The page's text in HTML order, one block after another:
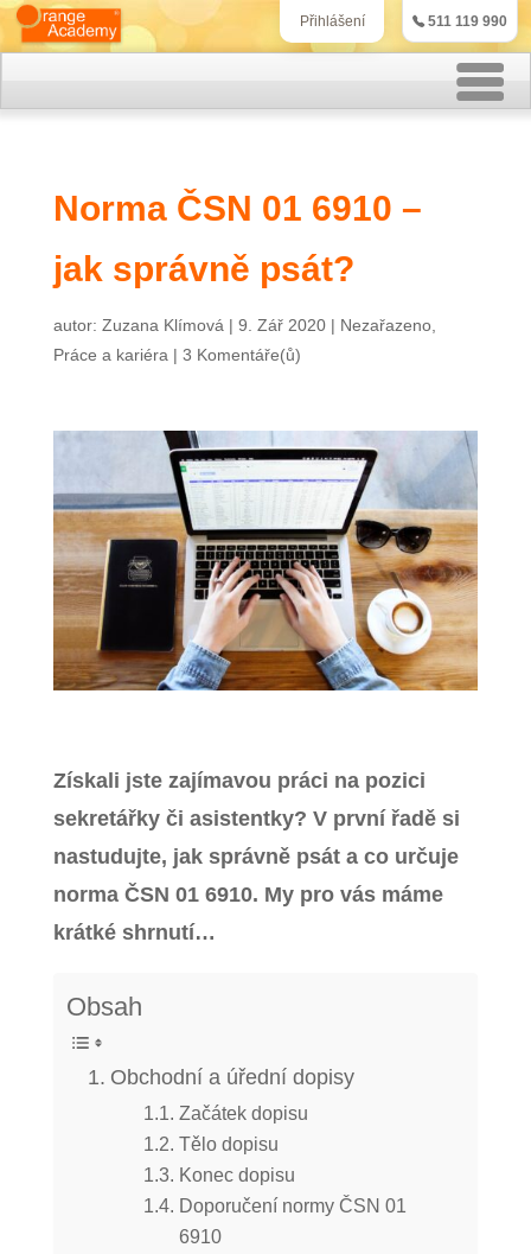
Přihlášení 511 119 990
Kurzy účetnictví
Kurzy personalistiky
Kurzy marketingu
Jazykové kurzy
Zavřít menu
Norma ČSN 01 6910 –
jak správně psát?
autor: Zuzana Klímová | 9. Zář 2020| Nezařazeno,
Práce a kariéra | 3 Komentáře(ů)
Získali jste zajímavou práci na pozici
sekretářky či asistentky? V první řadě si
nastudujte, jak správně psát a co určuje
norma ČSN 01 6910. My pro vás máme
krátké shrnutí…
Obsah
Obchodní a úřední dopisy
Začátek dopisu
Tělo dopisu
Konec dopisu
Doporučení normy ČSN 01
6910